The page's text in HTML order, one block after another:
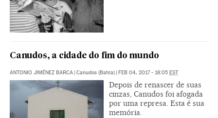
Canudos, a cidade do fim do mundo
ANTONIO JIMÉNEZ BARCA | Canudos (Bahia) | FEB 04, 2017 - 18:05 EST
Depois de renascer de suas
cinzas, Canudos foi afogada
por uma represa. Esta é sua
memória.